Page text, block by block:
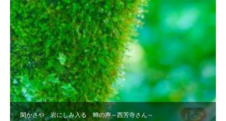
閑かさや 岩にしみ入る 蝉の声～西芳寺さん～